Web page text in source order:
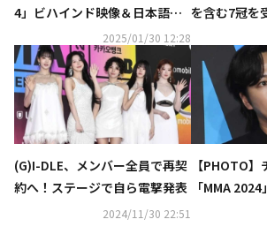
4」ビハインド映像＆日本語字
幕バージョンをU-NEXTにて独
占配信
2025/01/30 12:28
を含む7冠を
電撃発表や
題に（総合）
(G)I-DLE、メンバー全員で再契
約へ！ステージで自ら電撃発表
2024/11/30 22:51
【PHOTO
「MMA
トに登場（